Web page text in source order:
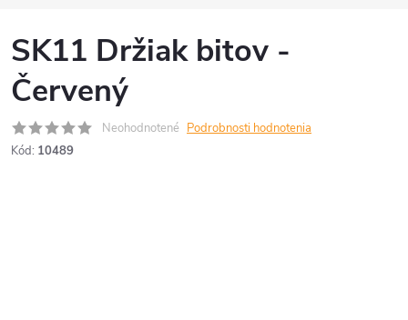
SK11 Držiak bitov -
Červený
Neohodnotené Podrobnosti hodnotenia
Kód: 10489